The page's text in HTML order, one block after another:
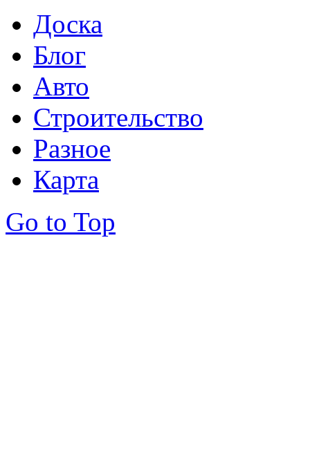
Доска
Блог
Авто
Строительство
Разное
Карта
Go to Top